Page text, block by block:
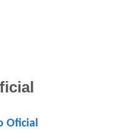
Oficial